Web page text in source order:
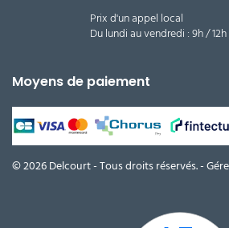
Prix d'un appel local
Du lundi au vendredi : 9h / 12h
Moyens de paiement
© 2026 Delcourt - Tous droits réservés. -